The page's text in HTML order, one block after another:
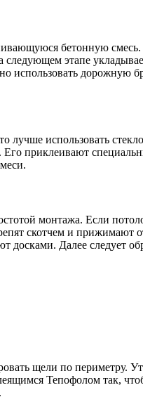
бетонную
этапе
использовать дорожную
использовать
приклеивают
монтажа. Если
скотчем и прижимают
Далее следует
щели по периметру.
Тепофолом так,